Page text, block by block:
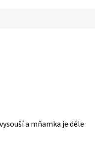
a mňamka je déle